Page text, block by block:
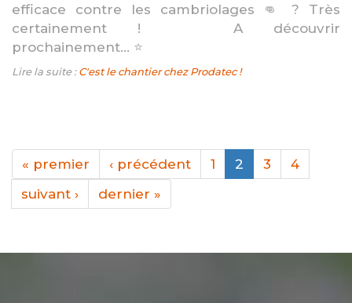
efficace contre les cambriolages 👊 ? Très
certainement ! A découvrir
prochainement... ⭐️
Lire la suite :C'est le chantier chez Prodatec !
« premier ‹ précédent 1 2 3
4
suivant ›
dernier »